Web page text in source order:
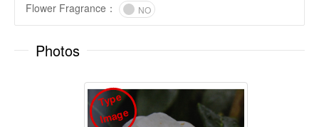
Flower Fragrance ： NO
Photos
T
y
p
e
I
m
a
g
e